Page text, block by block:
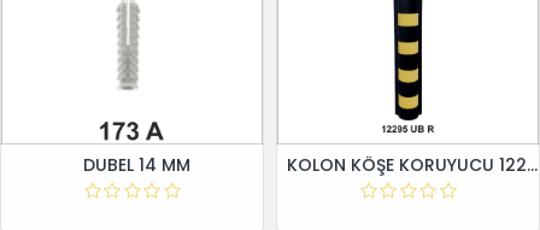
DUBEL 14 MM KOLON KÖŞE KORUYUCU 12295 UB R